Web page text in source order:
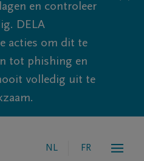
en controleer
DELA
acties om dit te
tot phishing en
volledig uit te
NL FR